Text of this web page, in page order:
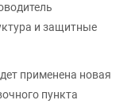
и защитные
применена новая
пункта